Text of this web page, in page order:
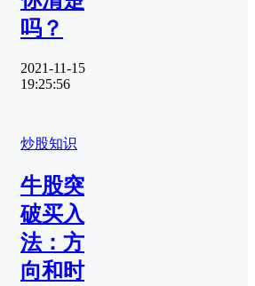
吗？
2021-11-15
19:25:56
炒股知识
牛股突
破买入
法：方
向和时